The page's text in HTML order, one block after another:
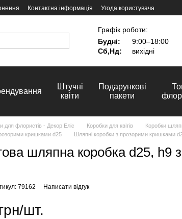
Контактна інформація Угода користувача
Графік роботи:
Будні:
9:00–18:00
Сб,Нд:
вихідні
Штучні
квіти
Подарункові
пакети
для флористів - Декор Еліс Коробки для квітів Коробки
кришками d25
Шляпні коробки з прозорими кришками
шляпна коробка d25, h9
79162 Написати відгук
шт.